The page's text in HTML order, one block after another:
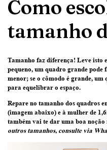
Como
tamanho
Tamanho faz diferença! Leve isto
pequeno, um quadro grande pode
menor; se o cômodo é grande, um
para equelibrar o espaço.
Repare no tamanho dos quadros
(imagem abaixo) e à mulher de
também vai te dar uma boa noção
outros tamanhos, consulte via